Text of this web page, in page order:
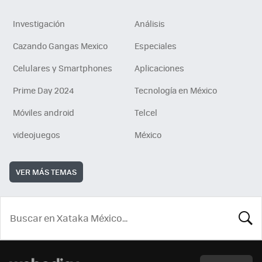
Investigación
Análisis
Cazando Gangas Mexico
Especiales
Celulares y Smartphones
Aplicaciones
Prime Day 2024
Tecnología en México
Móviles android
Telcel
videojuegos
México
VER MÁS TEMAS